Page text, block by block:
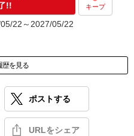
!! キープ
22～2027/05/22
歴を見る
ポストする
URLをシェア